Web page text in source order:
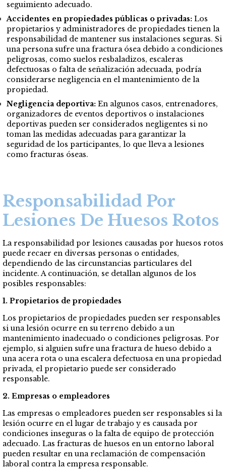
seguimiento adecuado.
Accidentes en propiedades públicas o privadas: Los
propietarios y administradores de propiedades tienen la
responsabilidad de mantener sus instalaciones seguras. Si
una persona sufre una fractura ósea debido a condiciones
peligrosas, como suelos resbaladizos, escaleras
defectuosas o falta de señalización adecuada, podría
considerarse negligencia en el mantenimiento de la
propiedad.
Negligencia deportiva: En algunos casos, entrenadores,
organizadores de eventos deportivos o instalaciones
deportivas pueden ser considerados negligentes si no
toman las medidas adecuadas para garantizar la
seguridad de los participantes, lo que lleva a lesiones
como fracturas óseas.
Responsabilidad Por
Lesiones De Huesos Rotos
La responsabilidad por lesiones causadas por huesos rotos
puede recaer en diversas personas o entidades,
dependiendo de las circunstancias particulares del
incidente. A continuación, se detallan algunos de los
posibles responsables:
1. Propietarios de propiedades
Los propietarios de propiedades pueden ser responsables
si una lesión ocurre en su terreno debido a un
mantenimiento inadecuado o condiciones peligrosas. Por
ejemplo, si alguien sufre una fractura de hueso debido a
una acera rota o una escalera defectuosa en una propiedad
privada, el propietario puede ser considerado
responsable.
2. Empresas o empleadores
Las empresas o empleadores pueden ser responsables si la
lesión ocurre en el lugar de trabajo y es causada por
condiciones inseguras o la falta de equipo de protección
adecuado. Las fracturas de huesos en un entorno laboral
pueden resultar en una reclamación de compensación
laboral contra la empresa responsable.